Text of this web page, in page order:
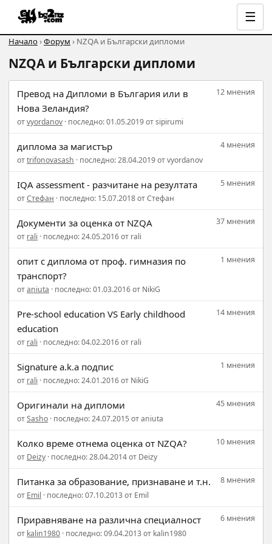
☰
Начало›Форум › NZQA и Български дипломи
NZQA и Български дипломи
Превод на Дипломи в България или в
Нова Зеландия?
12 мнения
отvyordanov · последно: 01.05.2019 от sipirumi
диплома за магистър
4 мнения
отtrifonovasash · последно: 28.04.2019 от vyordanov
IQA assessment - разчитане на резултата
5 мнения
отСтефан · последно: 15.07.2018 от Стефан
Документи за оценка от NZQA
37 мнения
от rali · последно: 24.05.2016 от rali
опит с диплома от проф. гимназия по
транспорт?
1 мнения
отaniuta · последно: 01.03.2016 от NikiG
Pre-school education VS Early childhood
education
14 мнения
от rali · последно: 04.02.2016 от rali
Signature a.k.a подпис
1 мнения
от rali · последно: 24.01.2016 от NikiG
Оригинали на дипломи
45 мнения
отSasho · последно: 24.07.2015 от aniuta
Колко време отнема оценка от NZQA?
10 мнения
от Deizy · последно: 28.04.2014 от Deizy
Питанка за образование, признаване и т.н.
8 мнения
от Emil · последно: 07.10.2013 от Emil
Приравняване на различна специалност
6 мнения
от kalin1980 · последно: 09.04.2013 от kalin1980